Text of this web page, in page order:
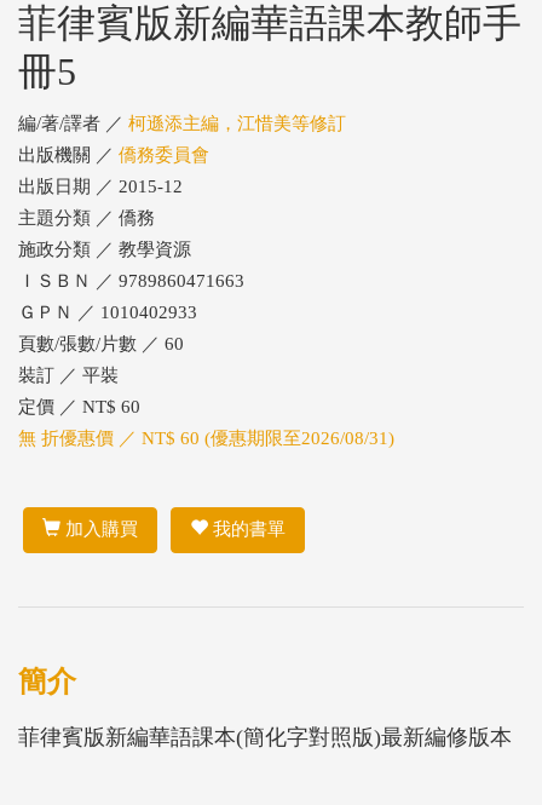
菲律賓版新編華語課本教師手
冊5
編/著/譯者 ／ 柯遜添主編，江惜美等修訂
出版機關 ／ 僑務委員會
出版日期 ／ 2015-12
主題分類 ／ 僑務
施政分類 ／ 教學資源
ＩＳＢＮ ／ 9789860471663
ＧＰＮ ／ 1010402933
頁數/張數/片數 ／ 60
裝訂 ／ 平裝
定價 ／ NT$ 60
無 折優惠價 ／ NT$ 60 (優惠期限至2026/08/31)
加入購買 我的書單
簡介
菲律賓版新編華語課本(簡化字對照版)最新編修版本